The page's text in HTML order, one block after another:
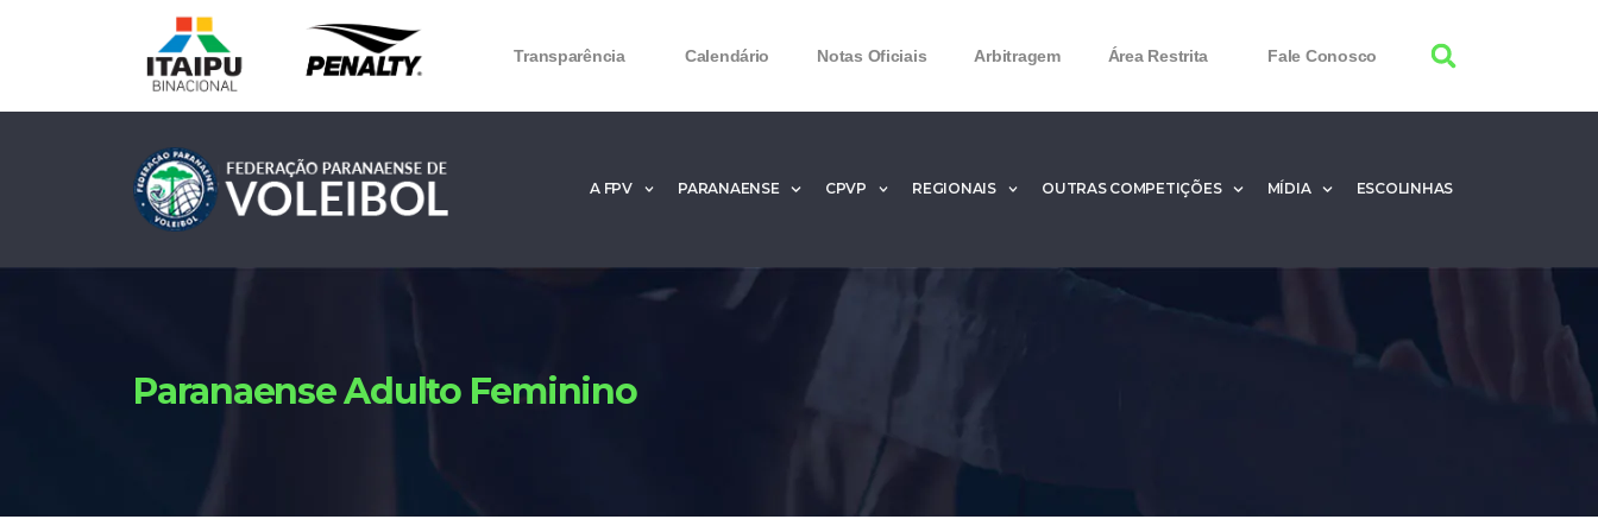
Transparência Calendário Notas Oficiais Arbitragem Área Restrita Fale Conosco
A FPV
Microsoft Office 2016 Product Key 2020 – Free Product Keys
PARANAENSE CPVP REGIONAIS OUTRAS COMPETIÇÕES MÍDIA ESCOLINHAS
Paranaense Adulto Feminino